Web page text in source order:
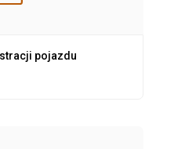
pojazdu